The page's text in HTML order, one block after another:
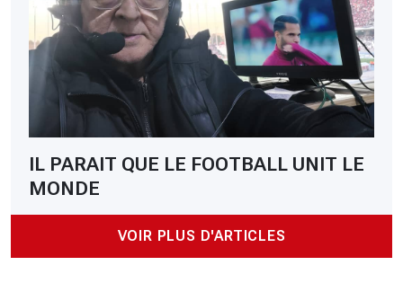
IL PARAIT QUE LE FOOTBALL UNIT LE
MONDE
VOIR PLUS D'ARTICLES